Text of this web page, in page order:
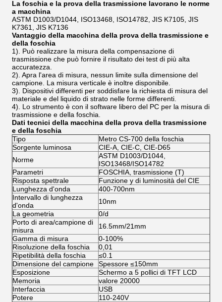
La foschia e la prova della trasmissione lavorano le norme
a macchina
ASTM D1003/D1044, ISO13468, ISO14782, JIS K7105, JIS
K7361, JIS K7136
Vantaggio della macchina della prova della trasmissione e
della foschia
1). Può realizzare la misura della compensazione di
trasmissione che può fornire il risultato dei test di più alta
accuratezza.
2). Apra l'area di misura, nessun limite sulla dimensione del
campione. La misura verticale è inoltre disponibile.
3). Dispositivi differenti per soddisfare la richiesta di misura del
materiale e del liquido di strato nelle forme differenti.
4). Lo strumento è con il software libero del PC per la misura di
trasmissione e della foschia.
Dati tecnici della macchina della prova della trasmissione
e della foschia
Tipo
Metro CS-700 della foschia
Sorgente luminosa
CIE-A, CIE-C, CIE-D65
Norme
ASTM D1003/D1044,
ISO13468/ISO14782
Parametri
FOSCHIA, trasmissione (T)
Risposta spettrale
Funzione y di luminosità del CIE
Lunghezza d'onda
400-700nm
Intervallo di lunghezza
d'onda
10nm
La geometria
0/d
Porto di area/campione di
misura
16.5mm/21mm
Gamma di misura
0-100%
Risoluzione della foschia
0,01
Ripetibilità della foschia
≤0.1
Dimensione del campione
Spessore ≤150mm
Esposizione
Schermo a 5 pollici di TFT LCD
Memoria
valore 20000
Interfaccia
USB
Potere
110-240V